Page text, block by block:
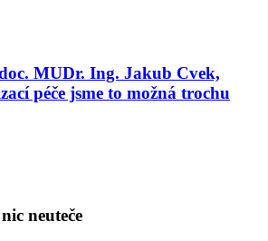
MUDr. Ing. Jakub Cvek,
péče jsme to možná trochu
neuteče